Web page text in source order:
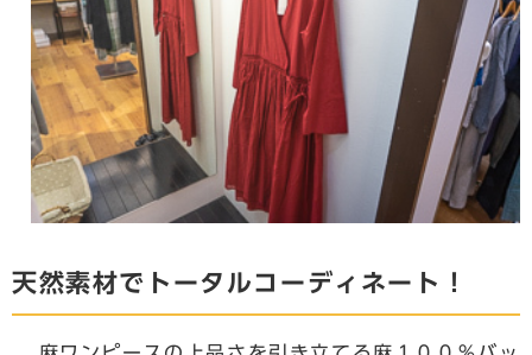
天然素材でトータルコーディネート！